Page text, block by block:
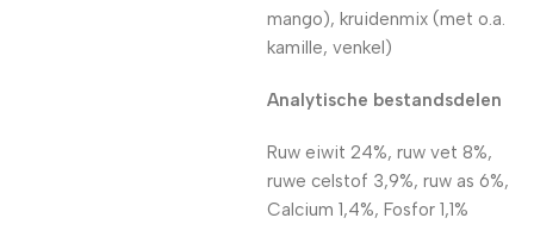
mango), kruidenmix (met o.a.
kamille, venkel)
Analytische bestandsdelen
Ruw eiwit 24%, ruw vet 8%,
ruwe celstof 3,9%, ruw as 6%,
Calcium 1,4%, Fosfor 1,1%